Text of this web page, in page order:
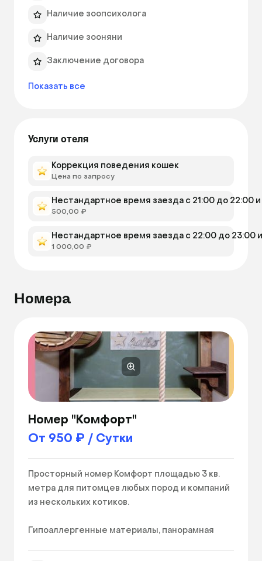
десяткам новых постояльцев и их хозяевам
Наличие зоопсихолога
Наличие зооняни
Заключение договора
Показать все
Услуги отеля
Коррекция поведения кошек
Цена по запросу
Нестандартное время заезда с 21:00 до 22:00
500,00 ₽
Нестандартное время заезда c 22:00 до 23:00
1 000,00 ₽
Номера
Номер "Комфорт"
От 950 ₽ / Сутки
Просторный номер Комфорт площадью 3 кв.
метра для питомцев любых пород и компаний
из нескольких котиков.
Гипоаллергенные материалы, панорамная